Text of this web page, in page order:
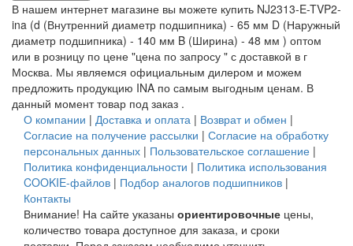
В нашем интернет магазине вы можете купить NJ2313-E-TVP2-
ina (d (Внутренний диаметр подшипника) - 65 мм D (Наружный
диаметр подшипника) - 140 мм B (Ширина) - 48 мм ) оптом
или в розницу по цене "цена по запросу " с доставкой в г
Москва. Мы являемся официальным дилером и можем
предложить продукцию INA по самым выгодным ценам. В
данный момент товар под заказ .
О компании | Доставка и оплата | Возврат и обмен |
Согласие на получение рассылки | Согласие на обработку
персональных данных | Пользовательское соглашение |
Политика конфиденциальности | Политика использования
COOKIE-файлов | Подбор аналогов подшипников |
Контакты
Внимание! На сайте указаны ориентировочные цены,
количество товара доступное для заказа, и сроки